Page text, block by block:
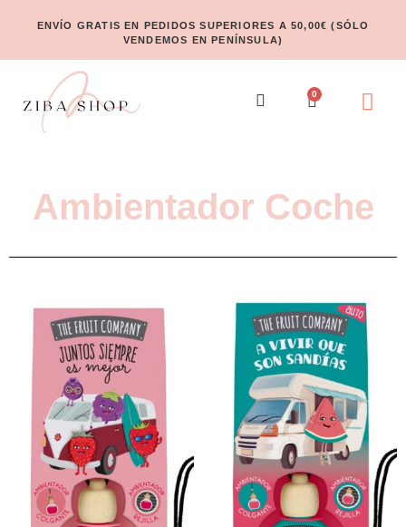
ENVÍO GRATIS EN PEDIDOS SUPERIORES A 50,00€ (SÓLO
VENDEMOS EN PENÍNSULA)
0
Ambientador Coche